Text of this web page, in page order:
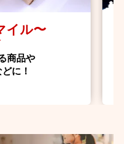
イル〜
商品や
に！